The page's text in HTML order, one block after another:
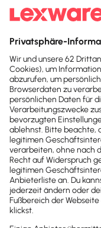
Buchhaltung &
sparen
Steuertipp Nr. 1:
ohne Ausgaben
Lesezeit 10 Minuten